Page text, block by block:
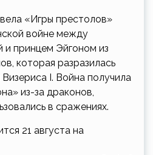
«Игры престолов»
войне между
и принцем Эйгоном из
которая разразилась
I. Война получила
из-за драконов,
в сражениях.
21 августа на